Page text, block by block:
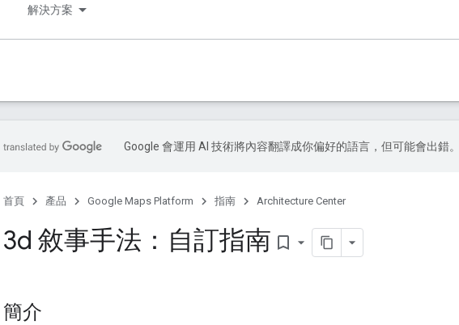
解決方案
Google 會運用 AI 技術將內容翻譯成你偏好的語言，但可能會出錯
首頁 產品 Google Maps Platform 指南 Architecture Center
3d 敘事手法：自訂指南 bookmark_border
簡介